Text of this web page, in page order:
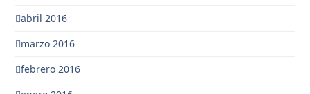
abril 2016
marzo 2016
febrero 2016